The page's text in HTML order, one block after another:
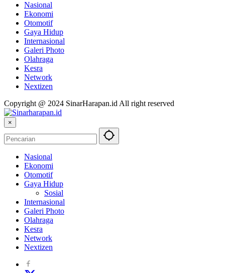
Nasional
Ekonomi
Otomotif
Gaya Hidup
Internasional
Galeri Photo
Olahraga
Kesra
Network
Nextizen
Copyright @ 2024 SinarHarapan.id All right reserved
×
Nasional
Ekonomi
Otomotif
Gaya Hidup
Sosial
Internasional
Galeri Photo
Olahraga
Kesra
Network
Nextizen